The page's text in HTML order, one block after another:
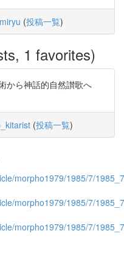
(投稿一覧)
1 favorites)
から神話的自然讃歌へ
(投稿一覧)
morpho1979/1985/7/
morpho1979/1985/7/
morpho1979/1985/7/